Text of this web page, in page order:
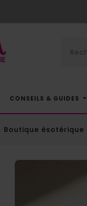
CONSEILS & GUIDES
Boutique ésotérique